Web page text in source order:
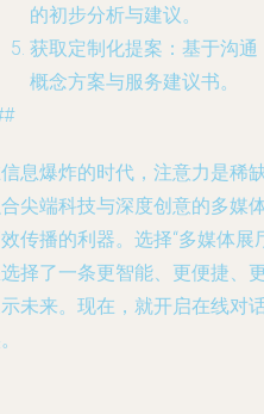
的初步分析与建议。
获取定制化提案 ：基于沟
概念方案与服务建议书。
息爆炸的时代，注意力是稀
尖端科技与深度创意的多媒
传播的利器。选择“多媒体
择了一条更智能、更便捷、
未来。现在，就开启在线对